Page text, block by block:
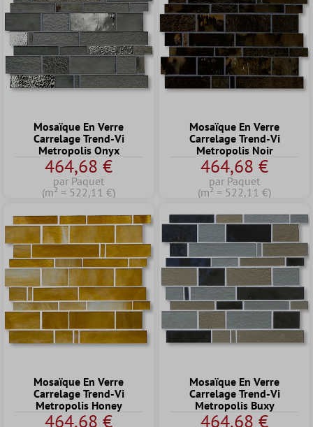
Mosaïque En Verre
Carrelage Trend-Vi
Metropolis Onyx
464,68 €
par Paquet
(m² = 522,11 €)
Mosaïque En Verre
Carrelage Trend-Vi
Metropolis Noir
464,68 €
par Paquet
(m² = 522,11 €)
Mosaïque En Verre
Carrelage Trend-Vi
Metropolis Honey
464,68 €
Mosaïque En Verre
Carrelage Trend-Vi
Metropolis Buxy
464,68 €